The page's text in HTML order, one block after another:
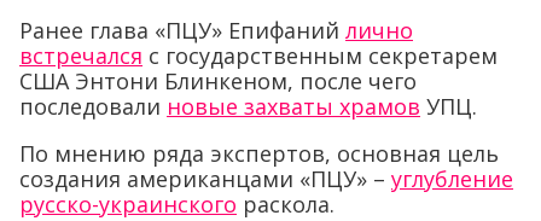
Ранее глава «ПЦУ» Епифаний лично
встречался с государственным секретарем
США Энтони Блинкеном, после чего
последовали новые захваты храмов УПЦ.
По мнению ряда экспертов, основная цель
создания американцами «ПЦУ» – углубление
русско-украинского раскола.